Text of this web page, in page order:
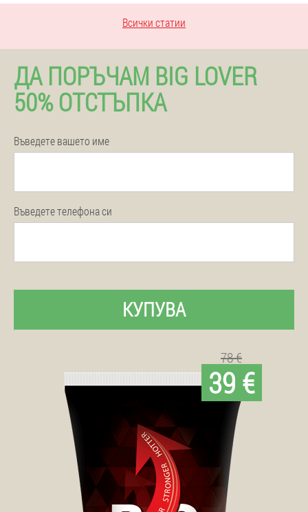
Всички статии
ДА ПОРЪЧАМ BIG LOVER
50% ОТСТЪПКА
Въведете вашето име
Въведете телефона си
КУПУВА
78 €
39 €